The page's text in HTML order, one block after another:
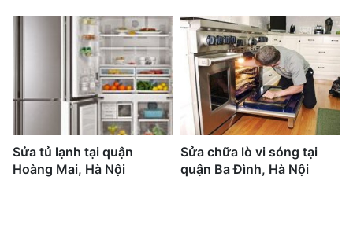
Sửa tủ lạnh tại quận
Hoàng Mai, Hà Nội
Sửa chữa lò vi sóng tại
quận Ba Đình, Hà Nội